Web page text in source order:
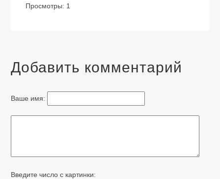
Просмотры: 1
Добавить комментарий
Ваше имя:
Введите число с картинки: